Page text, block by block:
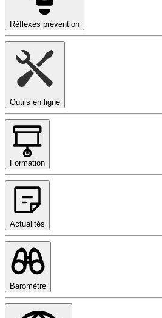
Réflexes prévention
Outils en ligne
Formation
Actualités
Baromètre